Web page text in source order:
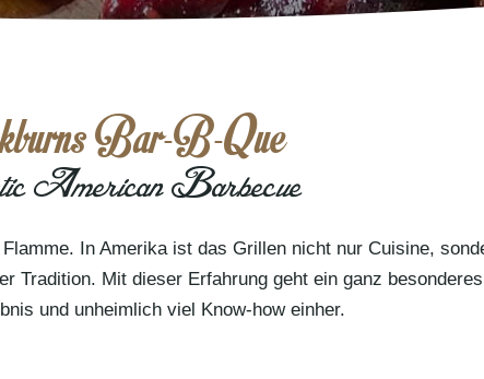
Bar-B-Que
American Barbecue
In Amerika ist das Grillen nicht nur Cuisine,
Tradition. Mit dieser Erfahrung geht ein ganz besonderes
und unheimlich viel Know-how einher.